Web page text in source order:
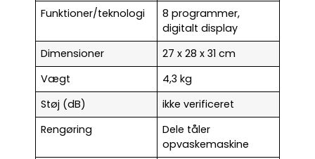
Funktioner/teknologi
8 programmer,
digitalt display
Dimensioner
27 x 28 x 31 cm
Vægt
4,3 kg
Støj (dB)
ikke verificeret
Rengøring
Dele tåler
opvaskemaskine